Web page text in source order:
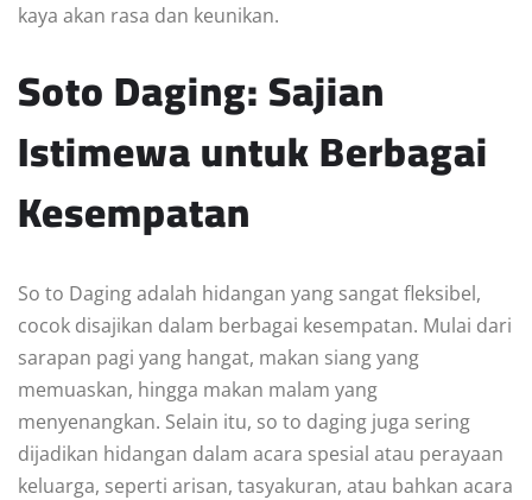
kaya akan rasa dan keunikan.
Soto Daging: Sajian
Istimewa untuk Berbagai
Kesempatan
So to Daging adalah hidangan yang sangat fleksibel,
cocok disajikan dalam berbagai kesempatan. Mulai dari
sarapan pagi yang hangat, makan siang yang
memuaskan, hingga makan malam yang
menyenangkan. Selain itu, so to daging juga sering
dijadikan hidangan dalam acara spesial atau perayaan
keluarga, seperti arisan, tasyakuran, atau bahkan acara